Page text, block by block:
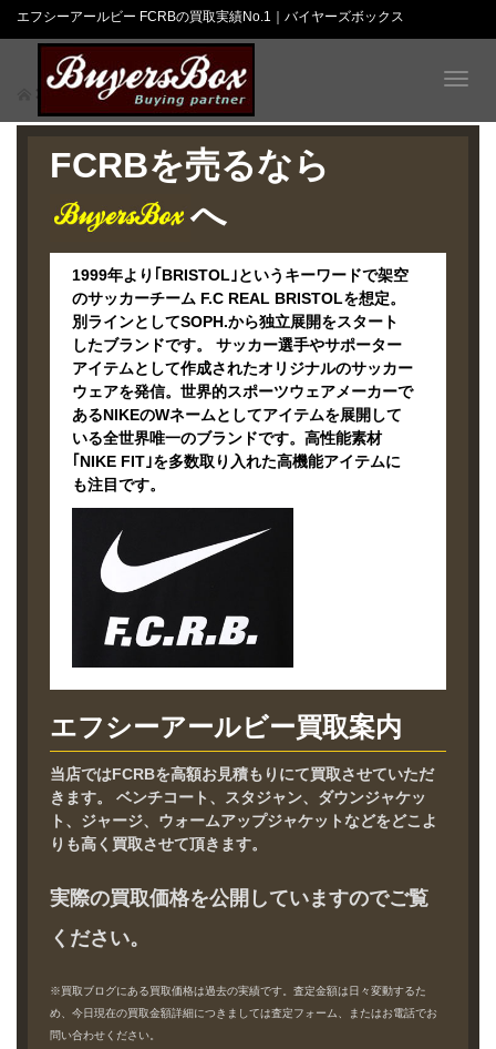
エフシーアールビー FCRBの買取実績No.1｜バイヤーズボックス
T
g
FCRB
FCRBを売るなら
へ
1999年より｢BRISTOL｣というキーワードで架空
のサッカーチーム F.C REAL BRISTOLを想定。
別ラインとしてSOPH.から独立展開をスタート
したブランドです。 サッカー選手やサポーター
アイテムとして作成されたオリジナルのサッカー
ウェアを発信。世界的スポーツウェアメーカーで
あるNIKEのWネームとしてアイテムを展開して
いる全世界唯一のブランドです。高性能素材
｢NIKE FIT｣を多数取り入れた高機能アイテムに
も注目です。
エフシーアールビー買取案内
当店ではFCRBを高額お見積もりにて買取させていただ
きます。 ベンチコート、スタジャン、ダウンジャケッ
ト、ジャージ、ウォームアップジャケットなどをどこよ
りも高く買取させて頂きます。
実際の買取価格を公開していますのでご覧
ください。
※買取ブログにある買取価格は過去の実績です。査定金額は日々変動するた
め、今日現在の買取金額詳細につきましては査定フォーム、またはお電話でお
問い合わせください。